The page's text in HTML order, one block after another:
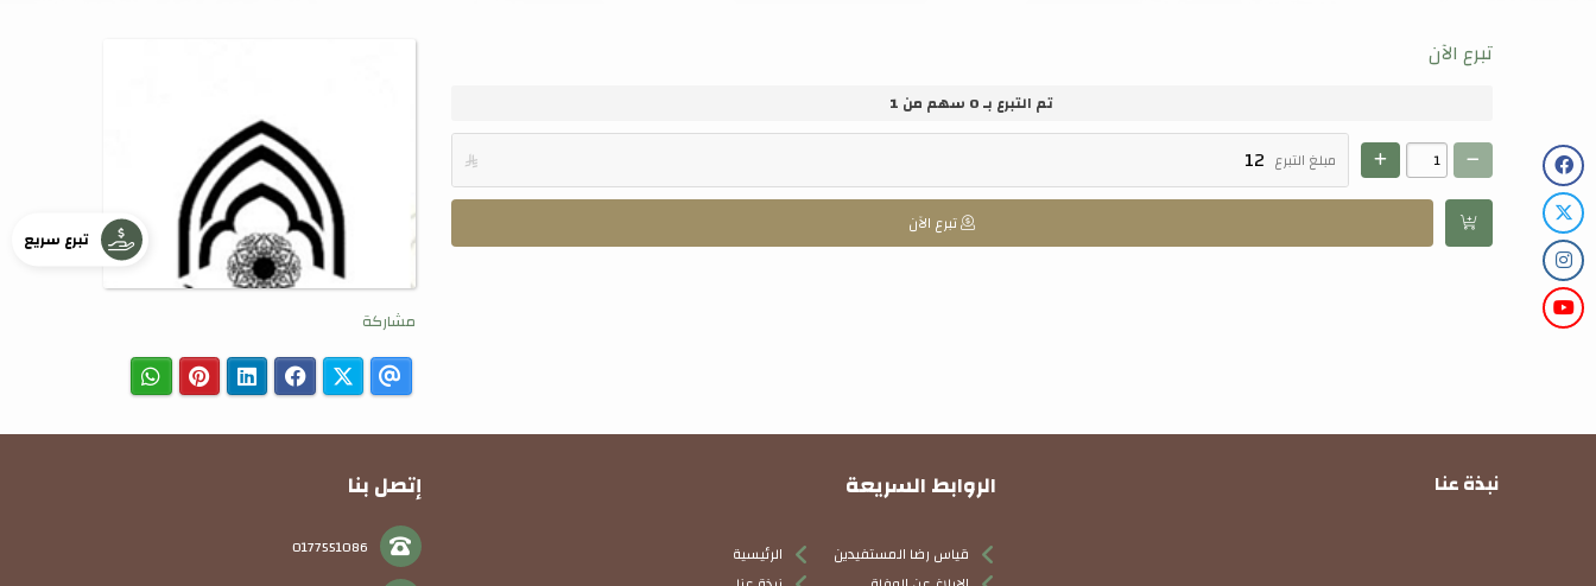
تبرع الآن
تم التبرع بـ0 سهم من 1
مبلغ التبرع 
تبرع الآن
مشاركة
نبذة عنا الروابط السريعة
قياس رضا المستفيدين
الرئيسية
إتصل بنا
0177551086
تبرع سريع